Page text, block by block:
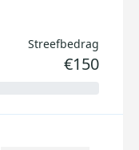
Streefbedrag
€150